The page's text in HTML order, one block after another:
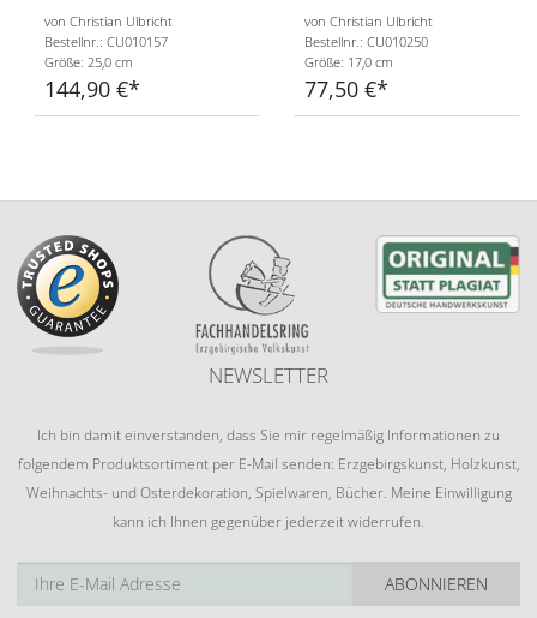
von Christian Ulbricht
Bestellnr.: CU010157
Größe: 25,0 cm
144,90 €
von Christian Ulbricht
Bestellnr.: CU010250
Größe: 17,0 cm
77,50 €
NEWSLETTER
Ich bin damit einverstanden, dass Sie mir regelmäßig Informationen zu
folgendem Produktsortiment per E-Mail senden: Erzgebirgskunst, Holzkunst,
Weihnachts- und Osterdekoration, Spielwaren, Bücher. Meine Einwilligung
kann ich Ihnen gegenüber jederzeit widerrufen.
ABONNIEREN